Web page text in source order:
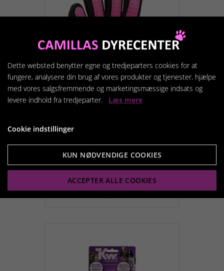
79,95 kr.
Dette websted benytter egne og tredjeparters cookies for at
fungere, analysere din brug af vores produkter og tjenester, hjælpe
med vores salgsfremmende og marketingsmæssige indsats og
levere indhold fra tredjeparter. Læs mere
Cookie indstillinger
KUN NØDVENDIGE COOKIES
ACCEPTER ALLE COOKIES